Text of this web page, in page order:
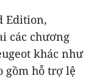
Edition,
các chương
khác như
gồm hỗ trợ lệ